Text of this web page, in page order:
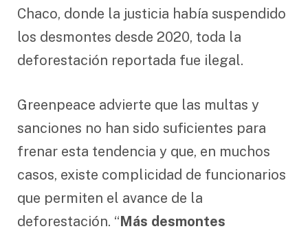
Chaco, donde la justicia había suspendido
los desmontes desde 2020, toda la
deforestación reportada fue ilegal.
Greenpeace advierte que las multas y
sanciones no han sido suficientes para
frenar esta tendencia y que, en muchos
casos, existe complicidad de funcionarios
que permiten el avance de la
deforestación. “Más desmontes